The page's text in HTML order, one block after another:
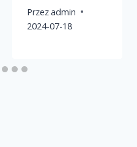
Przezadmin
2024-07-18